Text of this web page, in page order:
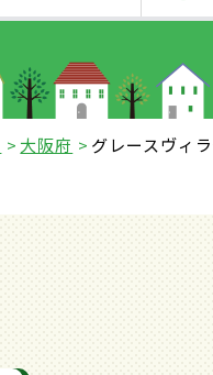
大阪府 グレースヴィ